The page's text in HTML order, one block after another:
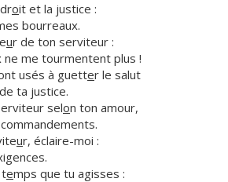
oit et la justice :
bourreaux.
ur de ton serviteur :
ne me tourmentent plus !
usés à guetter le salut
ta justice.
selon ton amour,
ur, éclaire-moi :
temps que tu agisses :